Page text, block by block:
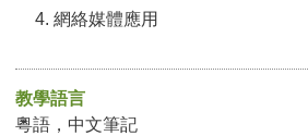
網絡媒體應用
教學語言
粵語，中文筆記